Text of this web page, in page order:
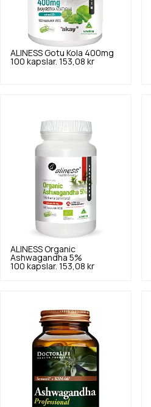
ALINESS Gotu Kola 400mg
100 kapslar. 153,08 kr
ALINESS Organic
Ashwagandha 5%
100 kapslar. 153,08 kr